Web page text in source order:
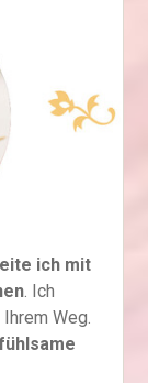
ich mit
. Ich
Weg.